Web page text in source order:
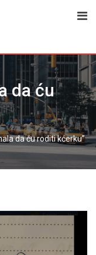
da ću
da ću roditi kćerku”